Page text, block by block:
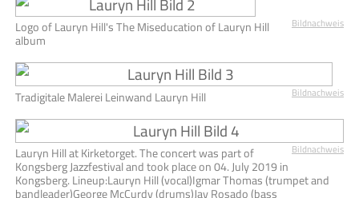
Bildnachweis
Logo of Lauryn Hill's The Miseducation of Lauryn Hill
album
Bildnachweis
Tradigitale Malerei Leinwand Lauryn Hill
Bildnachweis
Lauryn Hill at Kirketorget. The concert was part of
Kongsberg Jazzfestival and took place on 04. July 2019 in
Kongsberg. Lineup:Lauryn Hill (vocal)Igmar Thomas (trumpet and
bandleader)George McCurdy (drums)Jay Rosado (bass